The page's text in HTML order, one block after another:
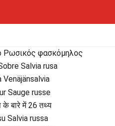
φασκόμηλος
Salvia rusa
Sauge russe
बारे में 26 तथ्य
Salvia russa